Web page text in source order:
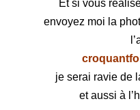
Et si vous
envoyez moi la
je serai ravie de
et aussi à